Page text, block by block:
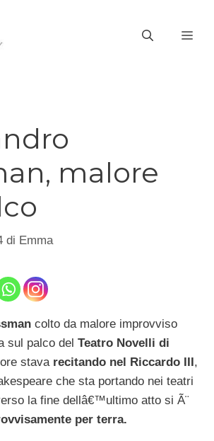
malore
di Emma
colto da malore improvviso
sul palco del Teatro Novelli di
stava recitando nel Riccardo III,
che sta portando nei teatri
la fine dellâ€™ultimo atto si Ã¨
per terra.